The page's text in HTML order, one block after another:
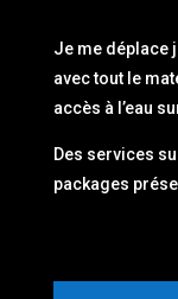
Je me déplace
avec tout le
accès à l’eau
Des services
packages